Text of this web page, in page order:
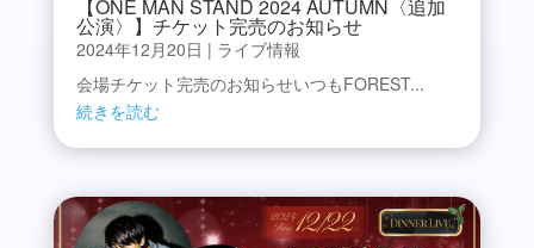
【ONE MAN STAND 2024 AUTUMN〈追加
公演〉】チケット完売のお知らせ
2024年12月20日 | ライブ情報
会場チケット完売のお知らせいつもFOREST...
続きを読む